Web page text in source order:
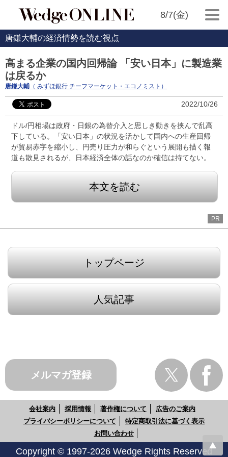
8/7(金)
唐鎌大輔の経済情勢を読む視点
高まる企業の国内回帰論 「安い日本」に製造業
は戻るか
唐鎌大輔 （ みずほ銀行 チーフマーケット・エコノミスト）
2022/10/26
ドル/円相場は政府・日銀の為替介入と思しき動きを挟んで乱高
下している。「安い日本」の状況を活かして国内への生産回帰
が貿易赤字を縮小し、円売り圧力が和らぐという展開も描く報
道も散見されるが、日本経済全体の話なのか確信は持てない。
本文を読む
PR
トップページ
人気記事
メルマガ登録
会社案内 採用情報 著作権について
広告のご案内
プライバシーポリシーについて
特定商取引法に基づく表示
お問い合わせ
Copyright © 1997-2026 Wedge Rights Reserved